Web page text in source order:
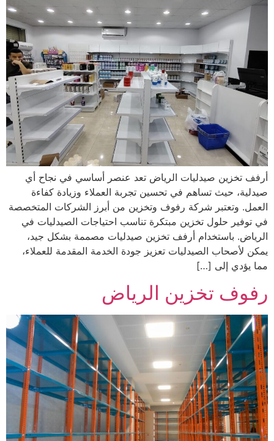
أرفف تخزين صيدليات الرياض تعد عنصر أساسي في نجاح أي
صيدلية، حيث تساهم في تحسين تجربة العملاء وزيادة كفاءة
العمل. وتعتبر شركة رفوف وتخزين من أبرز الشركات المتخصصة
في توفير حلول تخزين مبتكرة تناسب احتياجات الصيدليات في
الرياض. باستخدام أرفف تخزين صيدليات مصممة بشكل جيد،
يمكن لأصحاب الصيدليات تعزيز جودة الخدمة المقدمة للعملاء،
مما يؤدي إلى […]
رفوف تخزين الرياض